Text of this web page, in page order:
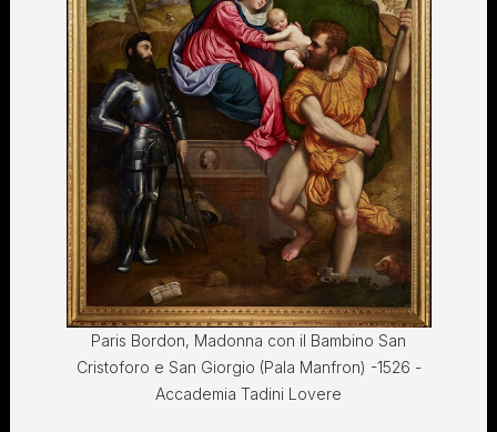
Paris Bordon, Madonna con il Bambino San
Cristoforo e San Giorgio (Pala Manfron) -1526 -
Accademia Tadini Lovere